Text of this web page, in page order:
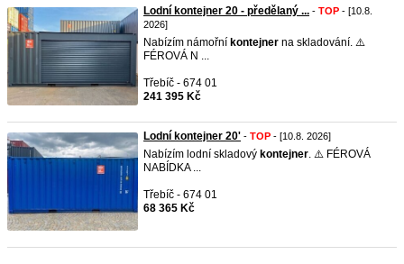
Lodní kontejner 20 - předělaný ... - TOP - [10.8.
2026]
Nabízím námořní kontejner na skladování. ⚠️
FÉROVÁ N ...
Třebíč - 674 01
241 395 Kč
Lodní kontejner 20' - TOP - [10.8. 2026]
Nabízím lodní skladový kontejner. ⚠️ FÉROVÁ
NABÍDKA ...
Třebíč - 674 01
68 365 Kč